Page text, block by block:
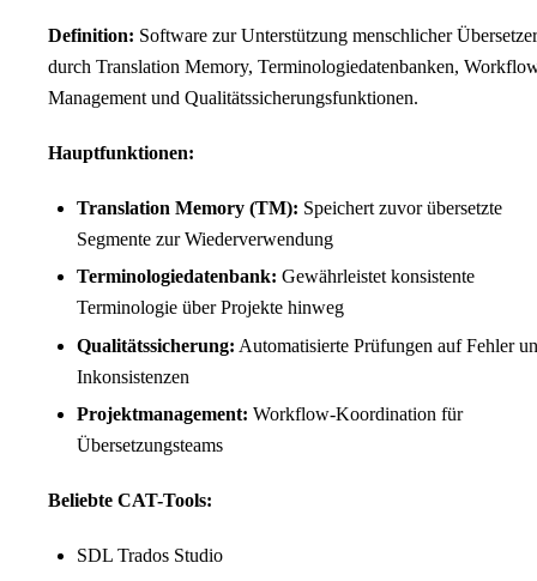
Definition: Software zur Unterstützung menschlicher Übersetzer
durch Translation Memory, Terminologiedatenbanken,
Management und Qualitätssicherungsfunktionen.
Hauptfunktionen:
Translation Memory (TM): Speichert zuvor übersetzte
Segmente zur Wiederverwendung
Terminologiedatenbank: Gewährleistet konsistente
Terminologie über Projekte hinweg
Qualitätssicherung: Automatisierte Prüfungen auf Fehler
Inkonsistenzen
Projektmanagement: Workflow-Koordination für
Übersetzungsteams
Beliebte CAT-Tools:
SDL Trados Studio